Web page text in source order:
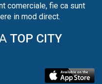
comerciale, fie ca sunt
in mod direct.
TOP CITY